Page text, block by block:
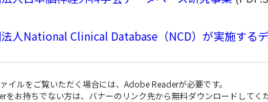
人National Clinical Database（NCD）が実施する
イルをご覧いただく場合には、Adobe Readerが必要です。
をお持ちでない方は、バナーのリンク先から無料ダウンロードしてくだ